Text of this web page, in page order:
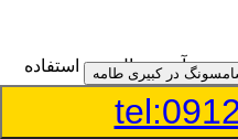
منبع آب یخچال خود استفاده
قسمت ویژه ای به منبع آب
در کبیری طامه